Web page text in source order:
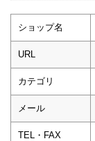
ショップ名
URL
カテゴリ
メール
TEL・FAX